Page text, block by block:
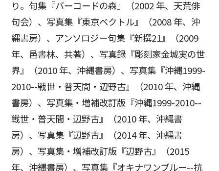
り。句集『バーコードの森』（2002 年、天荒俳
句会）、写真集『東京ベクトル』（2008 年、沖
縄書房）、アンソロジー句集『新撰21』（2009
年、邑書林、共著）、写真録『彫刻家金城実の世
界』（2010 年、沖縄書房）、写真集『沖縄1999-
2010--戦世・普天間・辺野古』（2010 年、沖縄
書房）、写真集・増補改訂版『沖縄1999-2010--
戦世・普天間・辺野古』（2010 年、沖縄書
房）、写真集『辺野古』（2014 年、沖縄書
房）、写真集・増補改訂版『辺野古』（2015
年、沖縄書房）、写真集『オキナワンブルー--抗